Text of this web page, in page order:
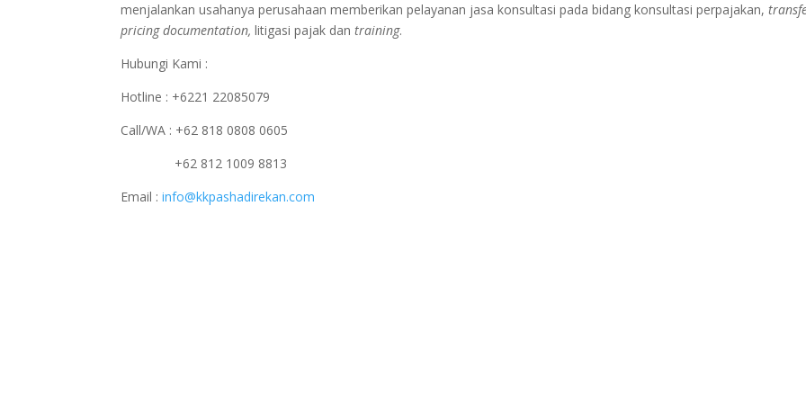
menjalankan usahanya perusahaan memberikan pelayanan jasa konsultasi pada bidang konsultasi perpajakan,
pricing documentation,litigasi pajak dantraining.
Hubungi Kami :
Hotline : +6221 22085079
Call/WA : +62 818 0808 0605
+62 812 1009 8813
Email :info@kkpashadirekan.com